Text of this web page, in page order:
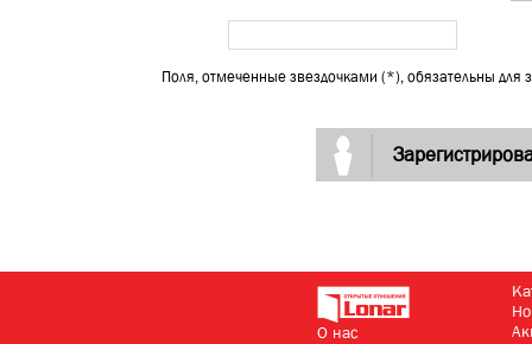
Поля, отмеченные звездочками (*), обязательны для
О нас